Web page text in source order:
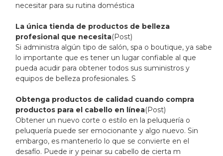
necesitar para su rutina doméstica
La única tienda de productos de belleza
profesional que necesita(Post)
Si administra algún tipo de salón, spa o boutique, ya sabe
lo importante que es tener un lugar confiable al que
pueda acudir para obtener todos sus suministros y
equipos de belleza profesionales. S
Obtenga productos de calidad cuando compra
productos para el cabello en línea(Post)
Obtener un nuevo corte o estilo en la peluquería o
peluquería puede ser emocionante y algo nuevo. Sin
embargo, es mantenerlo lo que se convierte en el
desafío. Puede ir y peinar su cabello de cierta m